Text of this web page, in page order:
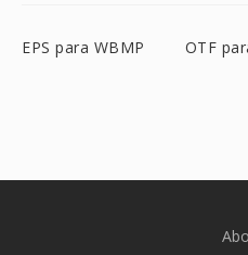
EPS para WBMP OTF